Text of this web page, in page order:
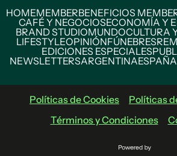
HOMEMEMBERBENEFICIOS
CAFÉ Y NEGOCIOSECONOMÍA Y
BRAND STUDIOMUNDOCULTURA
LIFESTYLEOPINIÓNFÚNEBRES
EDICIONES ESPECIALES
NEWSLETTERSARGENTINAESPAÑA
Políticas de Cookies
Políticas
Términos y Condiciones